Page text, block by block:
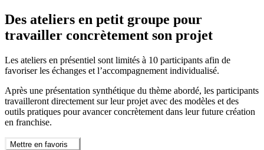
Des ateliers en petit groupe pour
travailler concrètement son projet
Les ateliers en présentiel sont limités à 10 participants afin de
favoriser les échanges et l’accompagnement individualisé.
Après une présentation synthétique du thème abordé, les participants
travailleront directement sur leur projet avec des modèles et des
outils pratiques pour avancer concrètement dans leur future création
en franchise.
Mettre en favoris